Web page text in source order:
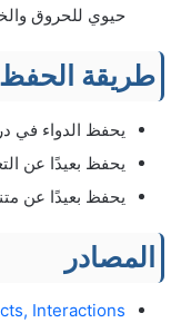
حيوي للحروق
طريقة الحفظ
يحفظ الدواء في درجة
يحفظ بعيدًا عن
يحفظ بعيدًا عن
المصادر
Interactions